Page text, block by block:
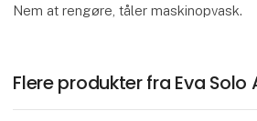
Nem at rengøre, tåler maskinopvask.
Flere produkter fra Eva Solo